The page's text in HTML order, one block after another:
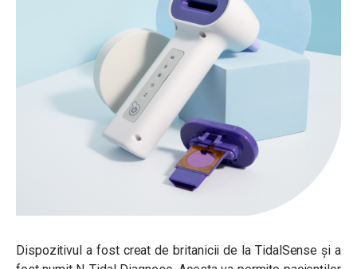
Dispozitivul a fost creat de britanicii de la TidalSense și a